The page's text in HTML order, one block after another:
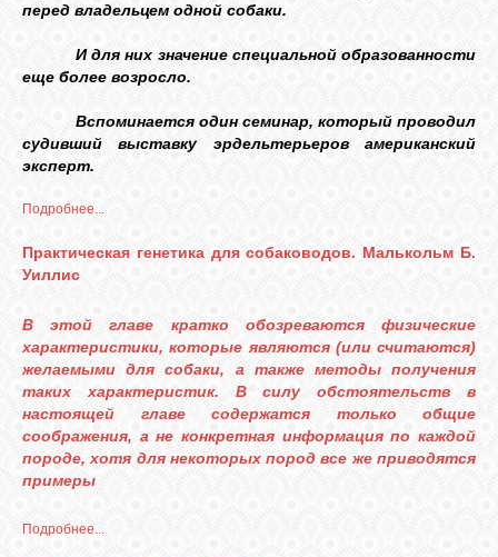
перед владельцем одной собаки.
И для них значение специальной образованности
еще более возросло.
Вспоминается один семинар, который проводил
судивший выставку эрдельтерьеров американский
эксперт.
Подробнее...
Практическая генетика для собаководов. Малькольм Б.
Уиллис
В этой главе кратко обозреваются физические
характеристики, которые являются (или считаются)
желаемыми для собаки, а также методы получения
таких характеристик. В силу обстоятельств в
настоящей главе содержатся только общие
соображения, а не конкретная информация по каждой
породе, хотя для некоторых пород все же приводятся
примеры
Подробнее...